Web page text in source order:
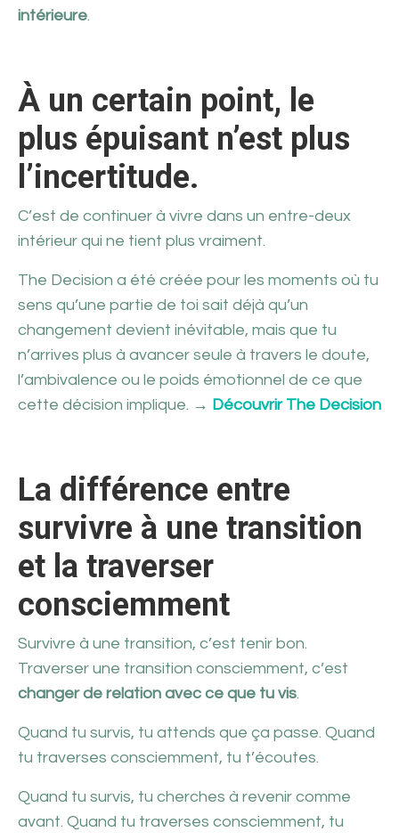
intérieure.
À un certain point, le
plus épuisant n’est plus
l’incertitude.
C’est de continuer à vivre dans un entre-deux
intérieur qui ne tient plus vraiment.
The Decision a été créée pour les moments où tu
sens qu’une partie de toi sait déjà qu’un
changement devient inévitable, mais que tu
n’arrives plus à avancer seule à travers le doute,
l’ambivalence ou le poids émotionnel de ce que
cette décision implique. → Découvrir The Decision
La différence entre
survivre à une transition
et la traverser
consciemment
Survivre à une transition, c’est tenir bon.
Traverser une transition consciemment, c’est
changer de relation avec ce que tu vis.
Quand tu survis, tu attends que ça passe. Quand
tu traverses consciemment, tu t’écoutes.
Quand tu survis, tu cherches à revenir comme
avant. Quand tu traverses consciemment, tu